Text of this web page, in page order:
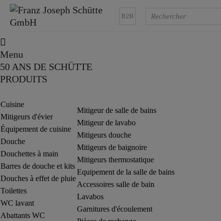
B2B
Menu
50 ANS DE SCHÜTTE
PRODUITS
Cuisine
Mitigeurs d'évier
Équipement de cuisine
Douche
Douchettes à main
Barres de douche et kits
Douches à effet de pluie
Toilettes
WC lavant
Abattants WC
Mitigeur de salle de bains
Mitigeur de lavabo
Mitigeurs douche
Mitigeurs de baignoire
Mitigeurs thermostatique
Equipement de la salle de bains
Accessoires salle de bain
Lavabos
Garnitures d'écoulement